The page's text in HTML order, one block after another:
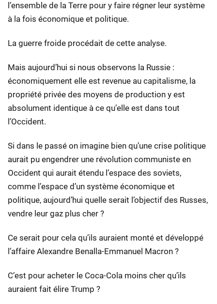
l’ensemble de la Terre pour y faire régner leur système
à la fois économique et politique.
La guerre froide procédait de cette analyse.
Mais aujourd’hui si nous observons la Russie :
économiquement elle est revenue au capitalisme, la
propriété privée des moyens de production y est
absolument identique à ce qu’elle est dans tout
l’Occident.
Si dans le passé on imagine bien qu’une crise politique
aurait pu engendrer une révolution communiste en
Occident qui aurait étendu l’espace des soviets,
comme l’espace d’un système économique et
politique, aujourd’hui quelle serait l’objectif des Russes,
vendre leur gaz plus cher ?
Ce serait pour cela qu’ils auraient monté et développé
l’affaire Alexandre Benalla-Emmanuel Macron ?
C’est pour acheter le Coca-Cola moins cher qu’ils
auraient fait élire Trump ?